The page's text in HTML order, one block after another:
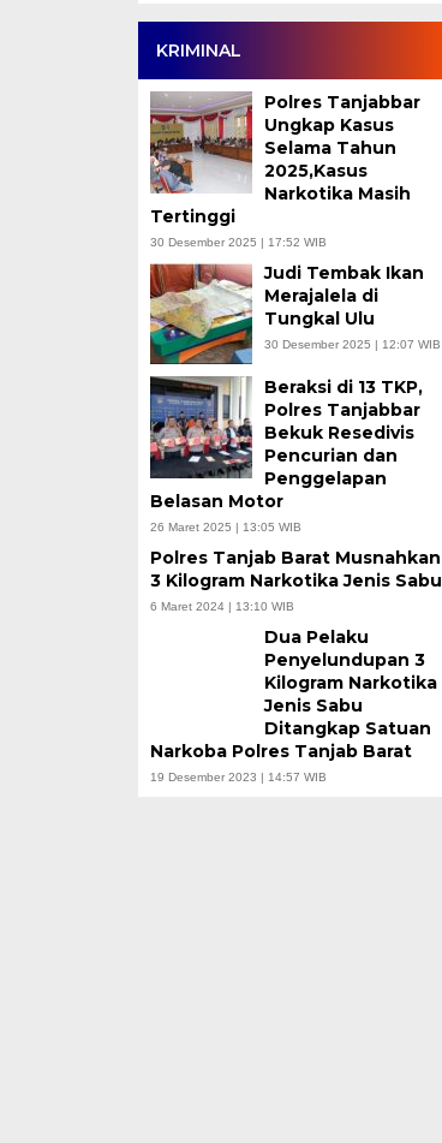
KRIMINAL
Polres Tanjabbar
Ungkap Kasus
Selama Tahun
2025,Kasus
Narkotika Masih
Tertinggi
30 Desember 2025 | 17:52 WIB
Judi Tembak Ikan
Merajalela di
Tungkal Ulu
30 Desember 2025 | 12:07 WIB
Beraksi di 13 TKP,
Polres Tanjabbar
Bekuk Resedivis
Pencurian dan
Penggelapan
Belasan Motor
26 Maret 2025 | 13:05 WIB
Polres Tanjab Barat Musnahkan
3 Kilogram Narkotika Jenis Sabu
6 Maret 2024 | 13:10 WIB
Dua Pelaku
Penyelundupan 3
Kilogram Narkotika
Jenis Sabu
Ditangkap Satuan
Narkoba Polres Tanjab Barat
19 Desember 2023 | 14:57 WIB